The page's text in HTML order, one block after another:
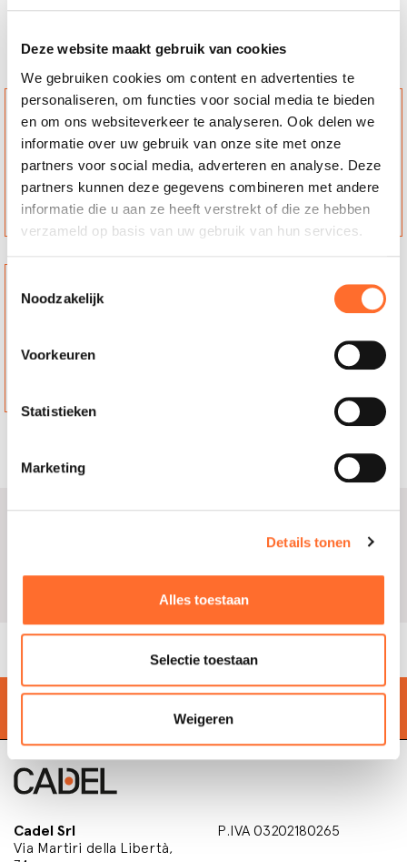
Deze website maakt gebruik van cookies
We gebruiken cookies om content en advertenties te
personaliseren, om functies voor social media te bieden
en om ons websiteverkeer te analyseren. Ook delen we
informatie over uw gebruik van onze site met onze
partners voor social media, adverteren en analyse. Deze
partners kunnen deze gegevens combineren met andere
informatie die u aan ze heeft verstrekt of die ze hebben
verzameld op basis van uw gebruik van hun services.
Noodzakelijk
Voorkeuren
Statistieken
Marketing
Details tonen
Alles toestaan
Selectie toestaan
Weigeren
Winkels
DEBARD PATRICK
15 LES VERGNES
23000, ST. FEYRE
Contact
ETS BRUNO BARLAUD
4 ROUTE D'AUBUSSON
23500, FELLETIN
Contact
50 GRANDE RUE
Zie e-mail
Zoek de dichtstbijzijndewinkel
Cadel Srl
Via Martiri della Libertà,
P.IVA 03202180265